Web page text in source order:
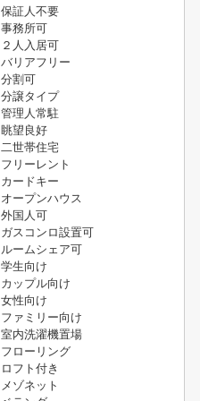
保証人不要
事務所可
２人入居可
バリアフリー
分割可
分譲タイプ
管理人常駐
眺望良好
二世帯住宅
フリーレント
カードキー
オープンハウス
外国人可
ガスコンロ設置可
ルームシェア可
学生向け
カップル向け
女性向け
ファミリー向け
室内洗濯機置場
フローリング
ロフト付き
メゾネット